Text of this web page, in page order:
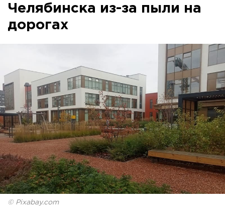
Челябинска из-за пыли на
дорогах
© Pixabay.com